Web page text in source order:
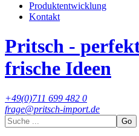
Produktentwicklung
Kontakt
Pritsch -
frische Ideen
+49(0)711 699 482 0
frage@pritsch-import.de
Go